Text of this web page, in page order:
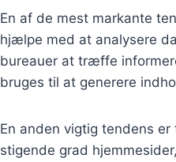
En af de mest markante
hjælpe med at analysere
bureauer at træffe
bruges til at generere
En anden vigtig tendens
stigende grad